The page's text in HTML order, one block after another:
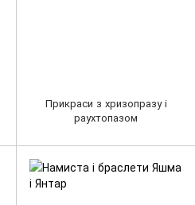
Прикраси з хризопразу і
раухтопазом